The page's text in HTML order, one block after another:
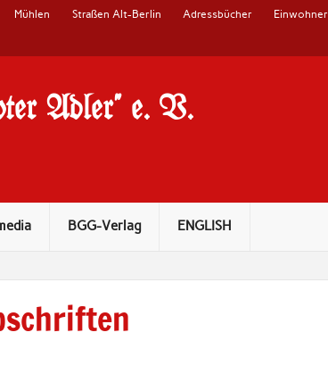
Mühlen Straßen Alt-Berlin Adressbücher Einwohner
Adler" e. V.
BGG-Verlag ENGLISH